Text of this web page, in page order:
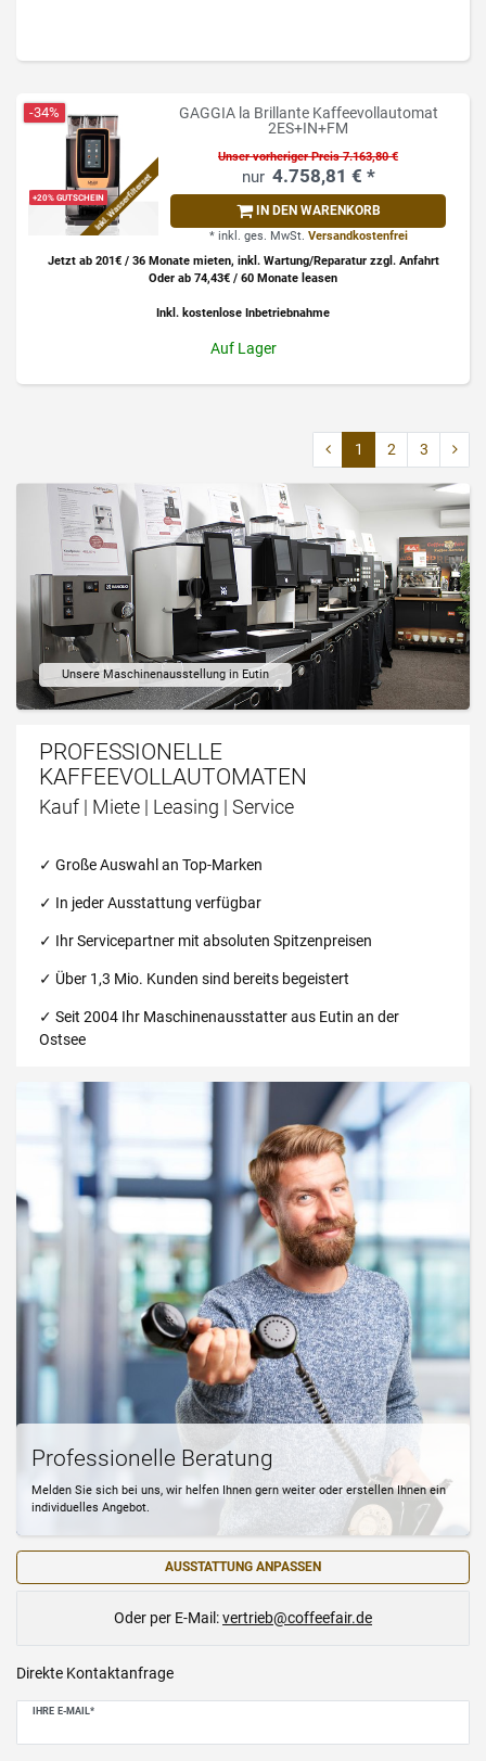
Inkl. Wasserfilterset
+20% GUTSCHEIN
-34%
GAGGIA la Brillante Kaffeevollautomat
2ES+IN+FM
Unser vorheriger Preis 7.163,80 €
4.758,81 € *
IN DEN WARENKORB
* inkl. ges. MwSt. Versandkostenfrei
Jetzt ab 201€ / 36 Monate mieten, inkl. Wartung/Reparatur zzgl. Anfahrt
Oder ab 74,43€ / 60 Monate leasen
Inkl. kostenlose Inbetriebnahme
Auf Lager
1 2 3
Unsere Maschinenausstellung in Eutin
PROFESSIONELLE
KAFFEEVOLLAUTOMATEN
Kauf | Miete | Leasing | Service
✓ Große Auswahl an Top-Marken
✓ In jeder Ausstattung verfügbar
✓ Ihr Servicepartner mit absoluten Spitzenpreisen
✓ Über 1,3 Mio. Kunden sind bereits begeistert
✓ Seit 2004 Ihr Maschinenausstatter aus Eutin an der
Ostsee
Professionelle Beratung
Melden Sie sich bei uns, wir helfen Ihnen gern weiter oder erstellen Ihnen ein
individuelles Angebot.
AUSSTATTUNG ANPASSEN
Oder per E-Mail:vertrieb@coffeefair.de
Direkte Kontaktanfrage
IHRE E-MAIL*